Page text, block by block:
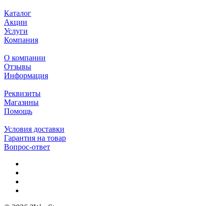
Каталог
Акции
Услуги
Компания
О компании
Отзывы
Информация
Реквизиты
Магазины
Помощь
Условия доставки
Гарантия на товар
Вопрос-ответ